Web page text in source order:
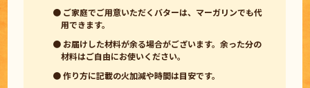
● ご家庭でご用意いただくバターは、マーガリンでも代
用できます。
● お届けした材料が余る場合がございます。余った分の
材料はご自由にお使いください。
● 作り方に記載の火加減や時間は目安です。